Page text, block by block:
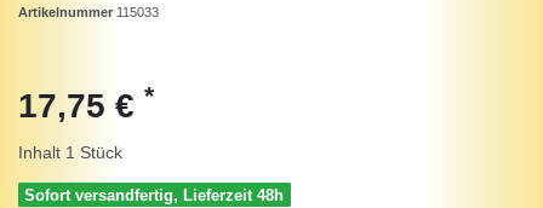
Artikelnummer 115033
17,75 € *
Inhalt 1 Stück
Sofort versandfertig, Lieferzeit 48h